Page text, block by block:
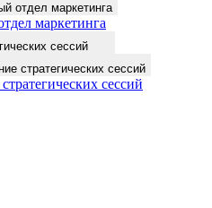
отдел маркетинга
маркетинга
сессий
стратегических сессий
сессий